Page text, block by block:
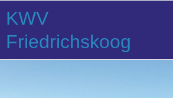
KWV
Friedrichskoog